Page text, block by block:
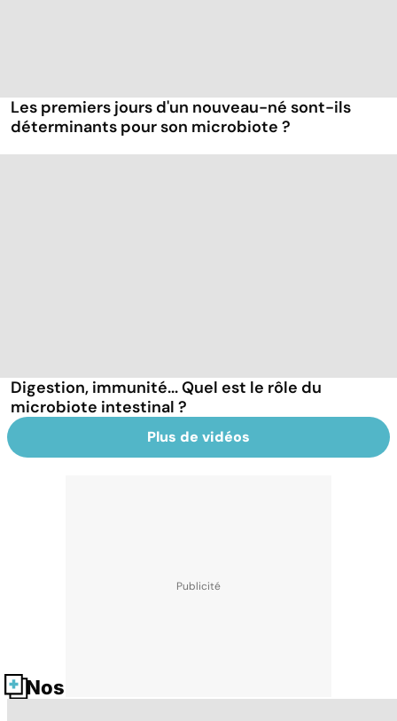
Les premiers jours d'un nouveau-né sont-ils
déterminants pour son microbiote ?
Digestion, immunité... Quel est le rôle du
microbiote intestinal ?
Plus de vidéos
Nos fiches santé